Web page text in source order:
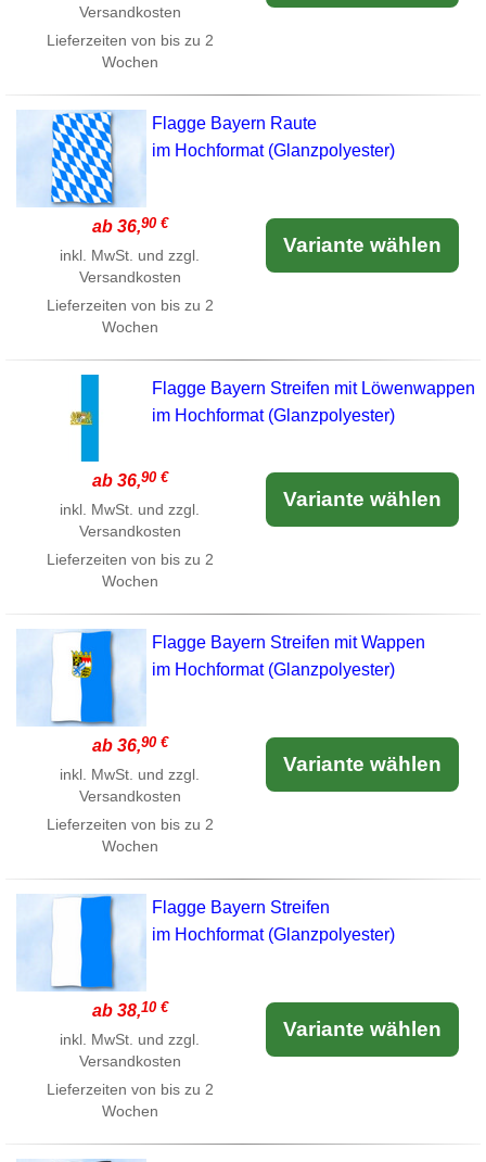
Versandkosten
Lieferzeiten von bis zu 2
Wochen
Flagge Bayern Raute
im Hochformat (Glanzpolyester)
ab 36,90 €
inkl. MwSt. und zzgl.
Versandkosten
Lieferzeiten von bis zu 2
Wochen
Variante wählen
Flagge Bayern Streifen mit Löwenwappen
im Hochformat (Glanzpolyester)
ab 36,90 €
inkl. MwSt. und zzgl.
Versandkosten
Lieferzeiten von bis zu 2
Wochen
Variante wählen
Flagge Bayern Streifen mit Wappen
im Hochformat (Glanzpolyester)
ab 36,90 €
inkl. MwSt. und zzgl.
Versandkosten
Lieferzeiten von bis zu 2
Wochen
Variante wählen
Flagge Bayern Streifen
im Hochformat (Glanzpolyester)
ab 38,10 €
inkl. MwSt. und zzgl.
Versandkosten
Lieferzeiten von bis zu 2
Wochen
Variante wählen